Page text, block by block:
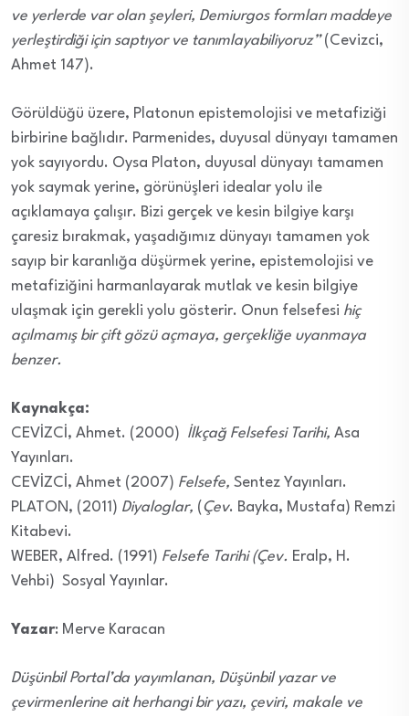
ve yerlerde var olan şeyleri, Demiurgos formları maddeye
yerleştirdiği için saptıyor ve tanımlayabiliyoruz”(Cevizci,
Ahmet 147).
Görüldüğü üzere, Platonun epistemolojisi ve metafiziği
birbirine bağlıdır. Parmenides, duyusal dünyayı tamamen
yok sayıyordu. Oysa Platon, duyusal dünyayı tamamen
yok saymak yerine, görünüşleri idealar yolu ile
açıklamaya çalışır. Bizi gerçek ve kesin bilgiye karşı
çaresiz bırakmak, yaşadığımız dünyayı tamamen yok
sayıp bir karanlığa düşürmek yerine, epistemolojisi ve
metafiziğini harmanlayarak mutlak ve kesin bilgiye
ulaşmak için gerekli yolu gösterir. Onun felsefesi hiç
açılmamış bir çift gözü açmaya, gerçekliğe uyanmaya
benzer.
Kaynakça:
CEVİZCİ, Ahmet. (2000) İlkçağ Felsefesi Tarihi, Asa
Yayınları.
CEVİZCİ, Ahmet (2007) Felsefe, Sentez Yayınları.
PLATON, (2011) Diyaloglar, (Çev. Bayka, Mustafa) Remzi
Kitabevi.
WEBER, Alfred. (1991) Felsefe Tarihi (Çev. Eralp, H.
Vehbi) Sosyal Yayınlar.
Yazar: Merve Karacan
Düşünbil Portal’da yayımlanan, Düşünbil yazar ve
çevirmenlerine ait herhangi bir yazı, çeviri, makale ve